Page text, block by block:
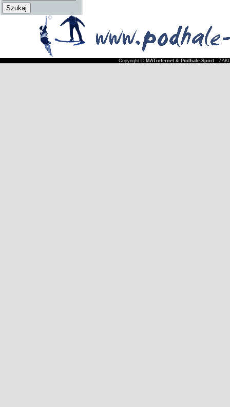
Copyright © MATinternet & Podhale-Sport-